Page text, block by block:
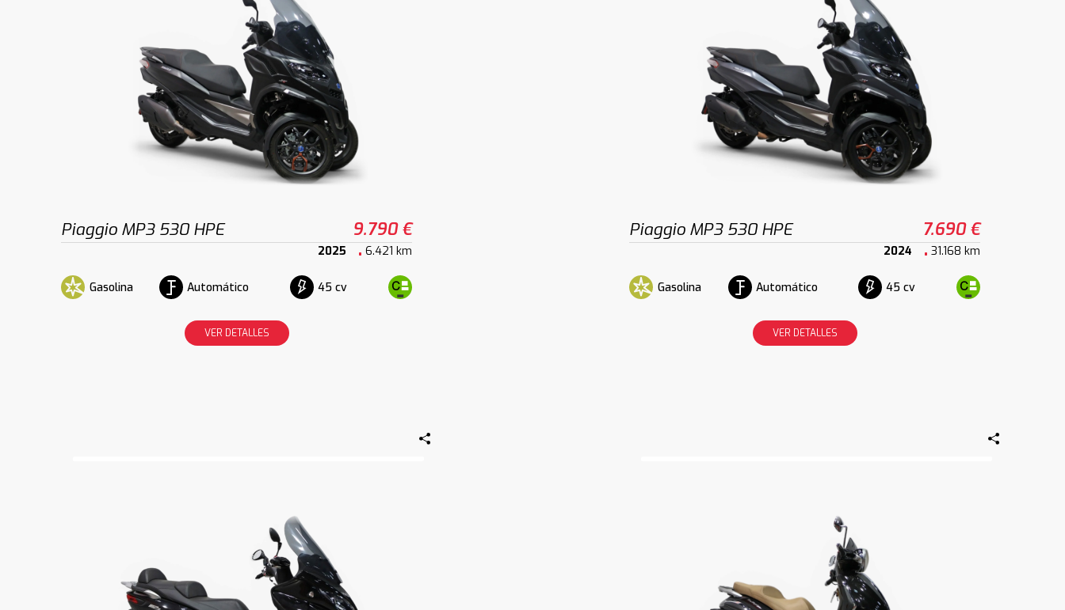
Piaggio MP3 530 HPE 9.790 €
2025 6.421 km
Gasolina Automático 45 cv
VER DETALLES
Piaggio MP3 530 HPE 7.690 €
2024 31.168 km
Gasolina Automático 45 cv
VER DETALLES